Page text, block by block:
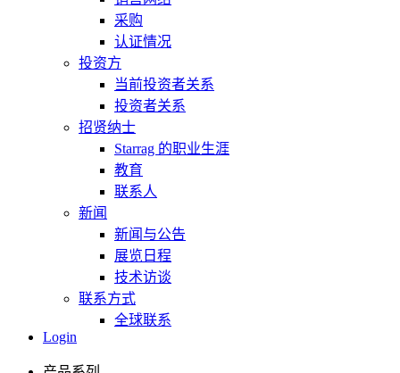
采购
认证情况
投资方
当前投资者关系
投资者关系
招贤纳士
Starrag 的职业生涯
教育
联系人
新闻
新闻与公告
展览日程
技术访谈
联系方式
全球联系
Login